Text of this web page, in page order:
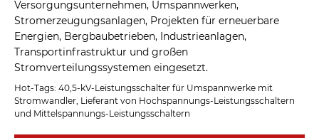
Versorgungsunternehmen, Umspannwerken,
Stromerzeugungsanlagen, Projekten für erneuerbare
Energien, Bergbaubetrieben, Industrieanlagen,
Transportinfrastruktur und großen
Stromverteilungssystemen eingesetzt.
Hot-Tags: 40,5-kV-Leistungsschalter für Umspannwerke mit
Stromwandler, Lieferant von Hochspannungs-Leistungsschaltern
und Mittelspannungs-Leistungsschaltern